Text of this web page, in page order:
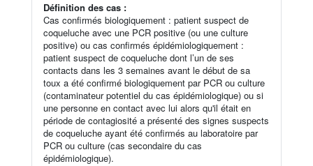
Définition des cas :
Cas confirmés biologiquement : patient suspect de
coqueluche avec une PCR positive (ou une culture
positive) ou cas confirmés épidémiologiquement :
patient suspect de coqueluche dont l’un de ses
contacts dans les 3 semaines avant le début de sa
toux a été confirmé biologiquement par PCR ou culture
(contaminateur potentiel du cas épidémiologique) ou si
une personne en contact avec lui alors qu'il était en
période de contagiosité a présenté des signes suspects
de coqueluche ayant été confirmés au laboratoire par
PCR ou culture (cas secondaire du cas
épidémiologique).